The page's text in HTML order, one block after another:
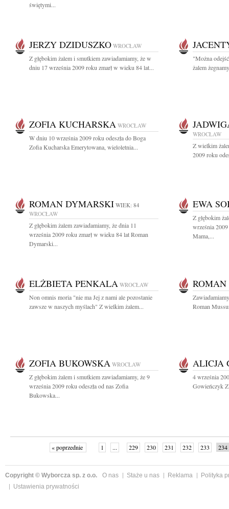
świętymi...
JERZY DZIDUSZKO WROCŁAW
Z głębokim żalem i smutkiem zawiadamiamy, że w
dniu 17 września 2009 roku zmarł w wieku 84 lat...
"Można
żalem
ZOFIA KUCHARSKA WROCŁAW
W dniu 10 września 2009 roku odeszła do Boga
Zofia Kucharska Emerytowana, wieloletnia...
WROCŁAW
Z wielkim
2009 roku
ROMAN DYMARSKI WIEK: 84
WROCŁAW
Z głębokim żalem zawiadamiamy, że dnia 11
września 2009 roku zmarł w wieku 84 lat Roman
Dymarski...
EWA
Z głębokim
września 2009
Mama,...
ELŻBIETA PENKALA WROCŁAW
Non omnis moria "nie ma Jej z nami ale pozostanie
zawsze w naszych myślach" Z wielkim żalem...
ROMAN
Roman
ZOFIA BUKOWSKA WROCŁAW
Z głębokim żalem i smutkiem zawiadamiamy, że 9
września 2009 roku odeszła od nas Zofia
Bukowska...
ALICJA
4 września
Gowieńczyk Z
« poprzednie 1 ... 229 230 231 232 233 234
Copyright © Wyborcza sp. z o.o. O nas Staże u nas Reklama
Polityka
Ustawienia prywatności